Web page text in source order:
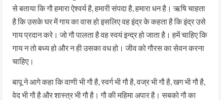
से बताया कि गौ हमारा ऐश्वर्य है, हमारी संपदा है, हमारा धन है। ऋषि चाहता
है कि उसके घर में गाय का वास हो इसलिए वह इंद्र के कहता है कि इंद्र उसे
गाय प्रदान करे। जो गौ पालता है वह स्वयं इन्द्र हो जाता है। हमें चाहिए कि
गाय न तो बध्य हो और न ही उसका वध हो। जीव को गौरस का सेवन करना
चाहिए।
बापू ने आगे कहा कि वाणी भी गौ है, स्वर्ग भी गौ है, वज्र भी गौ है, खग भी गौ है,
वेद भी गौ है और शास्त्र भी गौ है। गौ की महिमा अपार है। सबको गौ का